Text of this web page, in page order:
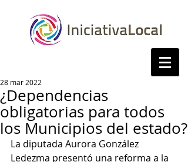
¿Dependencias
obligatorias para todos
los Municipios del estado?
28 mar 2022
La diputada Aurora González
Ledezma presentó una reforma a la